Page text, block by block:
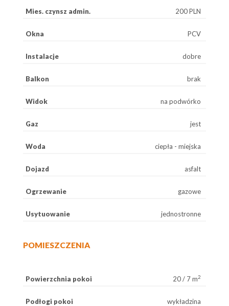
Mies. czynsz admin. 200 PLN
Okna PCV
Instalacje dobre
Balkon brak
Widok na podwórko
Gaz jest
Woda ciepła - miejska
Dojazd asfalt
Ogrzewanie gazowe
Usytuowanie jednostronne
POMIESZCZENIA
Powierzchnia pokoi 20 / 7 m2
Podłogi pokoi wykładzina